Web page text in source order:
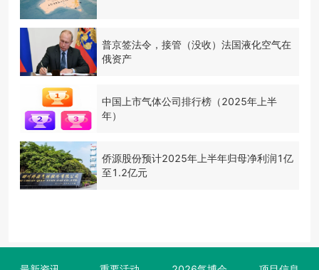
普京签法令，接管（没收）法国液化空气在
俄资产
中国上市气体公司排行榜（2025年上半
年）
侨源股份预计2025年上半年归母净利润1亿
至1.2亿元